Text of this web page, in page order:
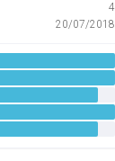
4
20/07/2018